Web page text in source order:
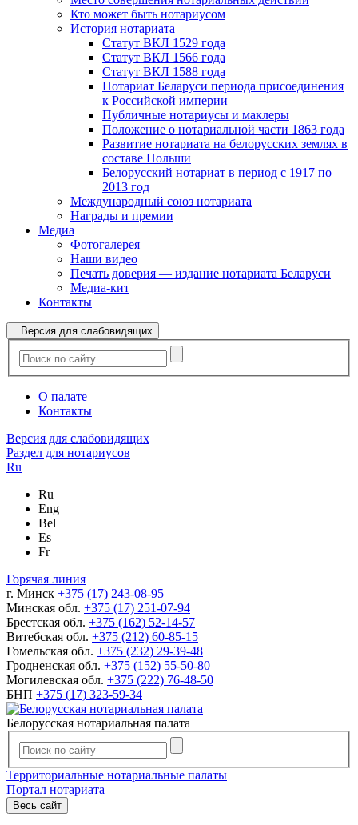
Кто может быть нотариусом
История нотариата
Статут ВКЛ 1529 года
Статут ВКЛ 1566 года
Статут ВКЛ 1588 года
Нотариат Беларуси периода присоединения
к Российской империи
Публичные нотариусы и маклеры
Положение о нотариальной части 1863 года
Развитие нотариата на белорусских землях в
составе Польши
Белорусский нотариат в период с 1917 по
2013 год
Международный союз нотариата
Награды и премии
Медиа
Фотогалерея
Наши видео
Печать доверия — издание нотариата Беларуси
Медиа-кит
Контакты
Версия для слабовидящих
О палате
Контакты
Версия для слабовидящих
Раздел для нотариусов
Ru
Ru
Eng
Bel
Es
Fr
Горячая линия
г. Минск +375 (17) 243-08-95
Минская обл. +375 (17) 251-07-94
Брестская обл. +375 (162) 52-14-57
Витебская обл. +375 (212) 60-85-15
Гомельская обл. +375 (232) 29-39-48
Гродненская обл. +375 (152) 55-50-80
Могилевская обл. +375 (222) 76-48-50
БНП +375 (17) 323-59-34
Белорусская нотариальная палата
Территориальные нотариальные палаты
Портал нотариата
Весь сайт